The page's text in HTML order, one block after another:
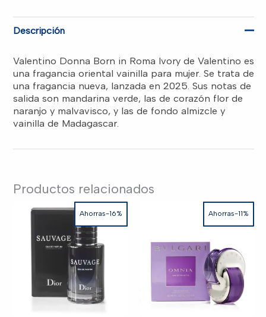
RD$15,000.00.
IVORY"
EDP
Descripción
Valentino Donna Born in Roma Ivory de Valentino es
una fragancia oriental vainilla para mujer. Se trata de
una fragancia nueva, lanzada en 2025. Sus notas de
salida son mandarina verde, las de corazón flor de
naranjo y malvavisco, y las de fondo almizcle y
vainilla de Madagascar.
Productos relacionados
Ahorras-16% Ahorras-11%